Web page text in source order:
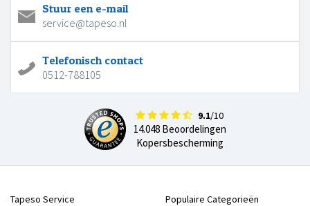
Stuur een e-mail
service@tapeso.nl
Telefonisch contact
0512-788105
9.1/10
14.048 Beoordelingen
Kopersbescherming
Tapeso Service
Populaire Categorieën